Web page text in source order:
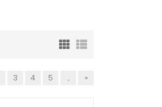
3 4 5 ... »